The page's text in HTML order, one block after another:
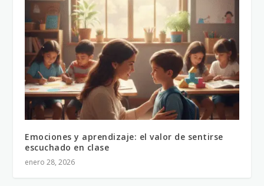
Emociones y aprendizaje: el valor de sentirse
escuchado en clase
enero 28, 2026